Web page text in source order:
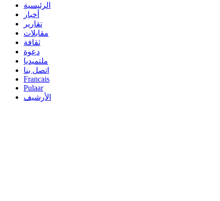
الرئيسية
أخبار
تقارير
مقابلات
ثقافة
دعوة
ملتميديا
اتصل بنا
Francais
Pulaar
الأرشيف